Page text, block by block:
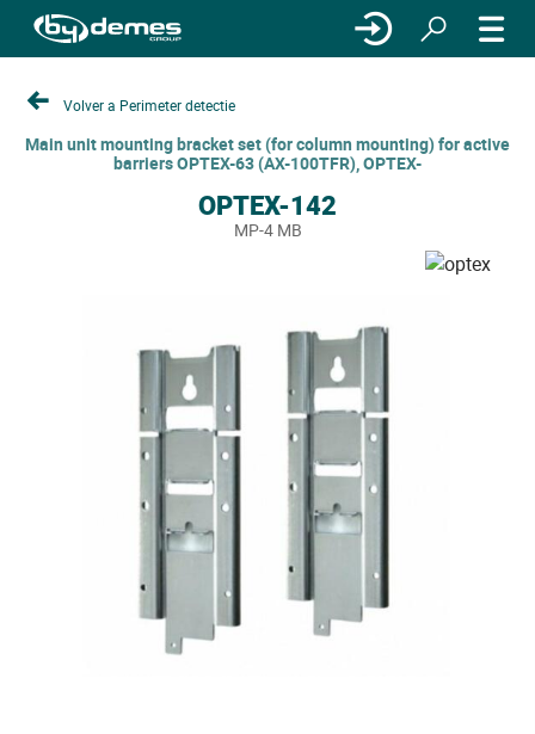
Volver a Perimeter detectie
Main unit mounting bracket set (for column mounting) for active
barriers OPTEX-63 (AX-100TFR), OPTEX-
OPTEX-142
MP-4 MB